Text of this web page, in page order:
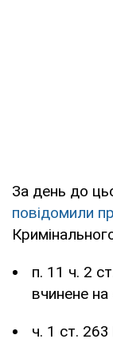
За день до
повідомили
п. 11 ч. 2
вчинене
ч. 1 ст.